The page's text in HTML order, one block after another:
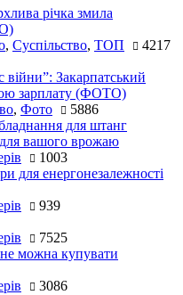
річка змила
, Суспільство, ТОП 4217
війни”: Закарпатський
зарплату (ФОТО)
, Фото
5886
для штанг
для вашого врожаю
1003
для енергонезалежності
939
7525
можна купувати
3086